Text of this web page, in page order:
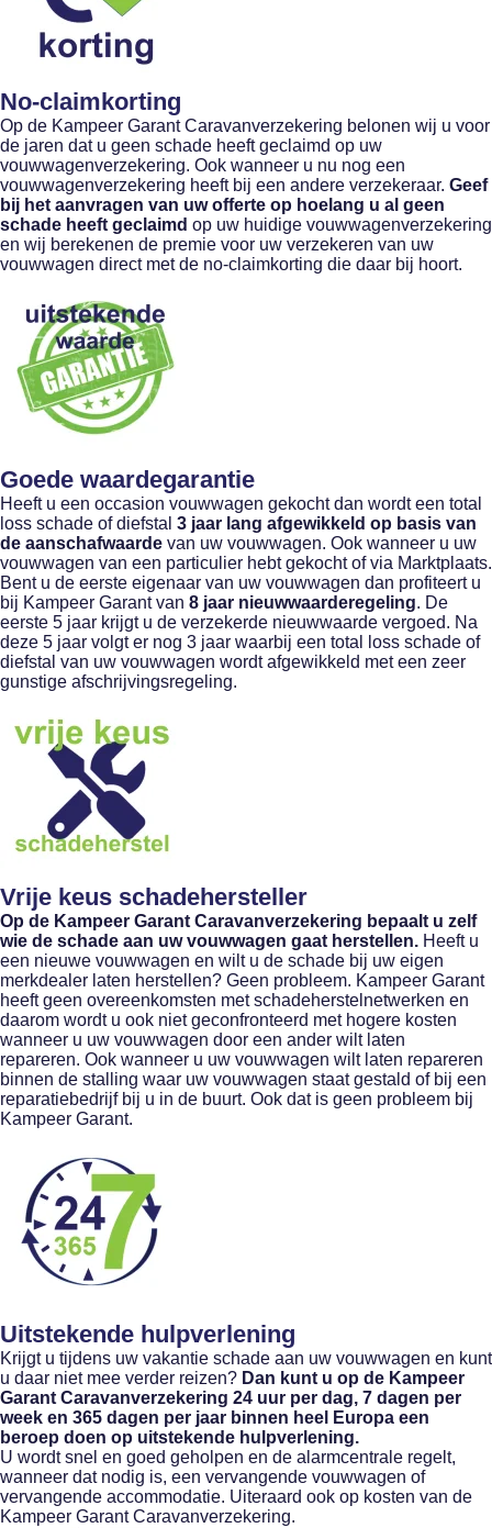
No-claimkorting
Op de Kampeer Garant Caravanverzekering belonen wij u voor
de jaren dat u geen schade heeft geclaimd op uw
vouwwagenverzekering. Ook wanneer u nu nog een
vouwwagenverzekering heeft bij een andere verzekeraar. Geef
bij het aanvragen van uw offerte op hoelang u al geen
schade heeft geclaimd op uw huidige vouwwagenverzekering
en wij berekenen de premie voor uw verzekeren van uw
vouwwagen direct met de no-claimkorting die daar bij hoort.
Goede waardegarantie
Heeft u een occasion vouwwagen gekocht dan wordt een total
loss schade of diefstal 3 jaar lang afgewikkeld op basis van
de aanschafwaarde van uw vouwwagen. Ook wanneer u uw
vouwwagen van een particulier hebt gekocht of via Marktplaats.
Bent u de eerste eigenaar van uw vouwwagen dan profiteert u
bij Kampeer Garant van 8 jaar nieuwwaarderegeling. De
eerste 5 jaar krijgt u de verzekerde nieuwwaarde vergoed. Na
deze 5 jaar volgt er nog 3 jaar waarbij een total loss schade of
diefstal van uw vouwwagen wordt afgewikkeld met een zeer
gunstige afschrijvingsregeling.
Vrije keus schadehersteller
Op de Kampeer Garant Caravanverzekering bepaalt u zelf
wie de schade aan uw vouwwagen gaat herstellen. Heeft u
een nieuwe vouwwagen en wilt u de schade bij uw eigen
merkdealer laten herstellen? Geen probleem. Kampeer Garant
heeft geen overeenkomsten met schadeherstelnetwerken en
daarom wordt u ook niet geconfronteerd met hogere kosten
wanneer u uw vouwwagen door een ander wilt laten
repareren. Ook wanneer u uw vouwwagen wilt laten repareren
binnen de stalling waar uw vouwwagen staat gestald of bij een
reparatiebedrijf bij u in de buurt. Ook dat is geen probleem bij
Kampeer Garant.
Uitstekende hulpverlening
Krijgt u tijdens uw vakantie schade aan uw vouwwagen en kunt
u daar niet mee verder reizen? Dan kunt u op de Kampeer
Garant Caravanverzekering 24 uur per dag, 7 dagen per
week en 365 dagen per jaar binnen heel Europa een
beroep doen op uitstekende hulpverlening.
U wordt snel en goed geholpen en de alarmcentrale regelt,
wanneer dat nodig is, een vervangende vouwwagen of
vervangende accommodatie. Uiteraard ook op kosten van de
Kampeer Garant Caravanverzekering.